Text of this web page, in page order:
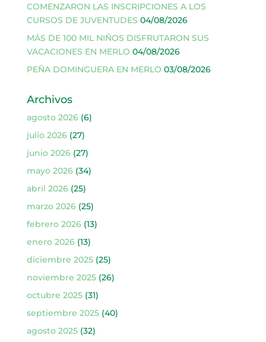
COMENZARON LAS INSCRIPCIONES A LOS
CURSOS DE JUVENTUDES 04/08/2026
MÁS DE 100 MIL NIÑOS DISFRUTARON SUS
VACACIONES EN MERLO 04/08/2026
PEÑA DOMINGUERA EN MERLO 03/08/2026
Archivos
agosto 2026(6)
julio 2026(27)
junio 2026(27)
mayo 2026(34)
abril 2026(25)
marzo 2026(25)
febrero 2026(13)
enero 2026(13)
diciembre 2025(25)
noviembre 2025(26)
octubre 2025(31)
septiembre 2025(40)
agosto 2025(32)